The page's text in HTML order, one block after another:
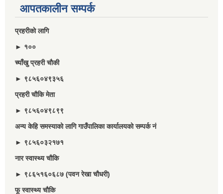
आपतकालीन सम्पर्क
प्रहरीकाे लागि
► १००
च्याँखु प्रहरी चाैकी
► ९८५६०४९३५६
प्रहरी चौकि मेता
► ९८५६०४९८९९
अन्य केहि समस्याको लागि गाउँपालिका कार्यालयको सम्पर्क नं
► ९८५६०३२१७१
नार स्वास्थ्य चौकि
► ९८६५१६०६८७ (पवन रेखा चौधरी)
फू स्वास्थ्य चौकि